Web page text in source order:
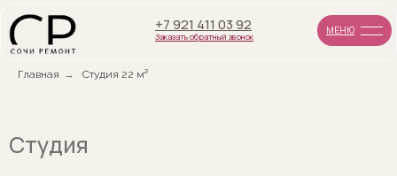
+7 921 411 03 92 МЕНЮ
Заказать обратный звонок
Главная → Студия 22 м²
Студия